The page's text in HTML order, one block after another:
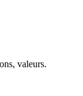
valeurs.